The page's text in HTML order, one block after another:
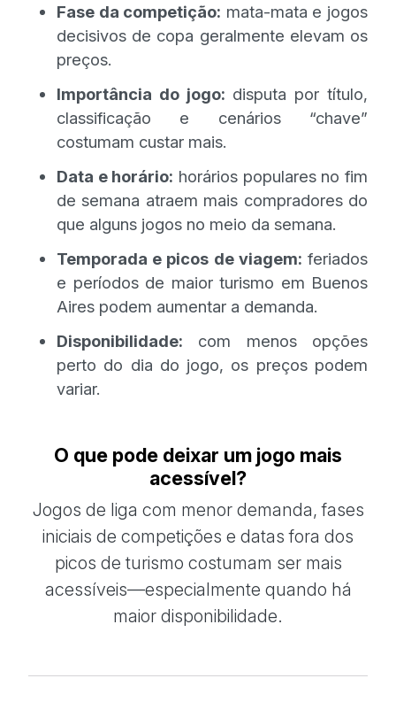
Fase da competição: mata-mata e jogos
decisivos de copa geralmente elevam os
preços.
Importância do jogo: disputa por título,
classificação e cenários “chave”
costumam custar mais.
Data e horário: horários populares no fim
de semana atraem mais compradores do
que alguns jogos no meio da semana.
Temporada e picos de viagem: feriados
e períodos de maior turismo em Buenos
Aires podem aumentar a demanda.
Disponibilidade: com menos opções
perto do dia do jogo, os preços podem
variar.
O que pode deixar um jogo mais
acessível?
Jogos de liga com menor demanda, fases
iniciais de competições e datas fora dos
picos de turismo costumam ser mais
acessíveis—especialmente quando há
maior disponibilidade.